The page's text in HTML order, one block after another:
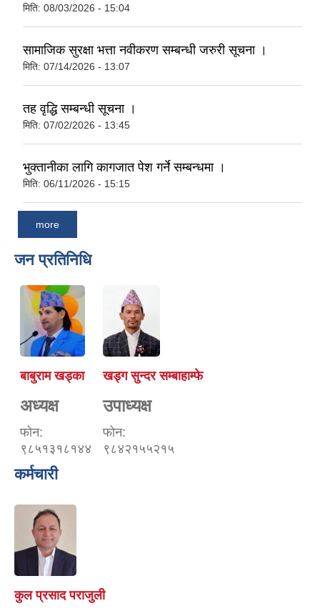
मिति: 08/03/2026 - 15:04
सामाजिक सुरक्षा भत्ता नवीकरण सम्बन्धी जरुरी सूचना ।
मिति: 07/14/2026 - 13:07
तह वृद्धि सम्बन्धी सूचना ।
मिति: 07/02/2026 - 13:45
भुक्तानीका लागि कागजात पेश गर्ने सम्बन्धमा ।
मिति: 06/11/2026 - 15:15
more
जन प्रतिनिधि
बाबुराम खड्का
अध्यक्ष
फोन:
९८५१३१८१४४
खड्ग सुन्दर सम्बाहाम्फे
उपाध्यक्ष
फोन:
९८४२१५५२१५
कर्मचारी
कुल प्रसाद पराजुली